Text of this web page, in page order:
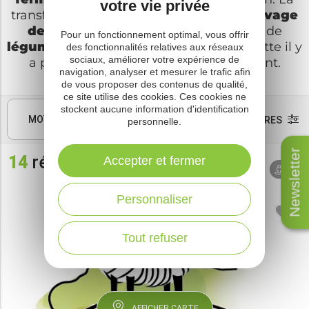
Newsletter
transformation du lait en fromage
élevage
des animaux, laculture de plantes
, de
légumes , defruits… De la ferme à l’assiette il y
a plusieurs pas et ils vous les expliquent.
MOTS CLÉS FILTRES
14 résultats
Tri par
AUTOUR
DE MOI
votre vie privée
Pour un fonctionnement optimal, vous offrir
des fonctionnalités relatives aux réseaux
sociaux, améliorer votre expérience de
navigation, analyser et mesurer le trafic afin
de vous proposer des contenus de qualité,
ce site utilise des cookies. Ces cookies ne
stockent aucune information d'identification
personnelle.
Tout refuser
Personnaliser
Accepter et fermer